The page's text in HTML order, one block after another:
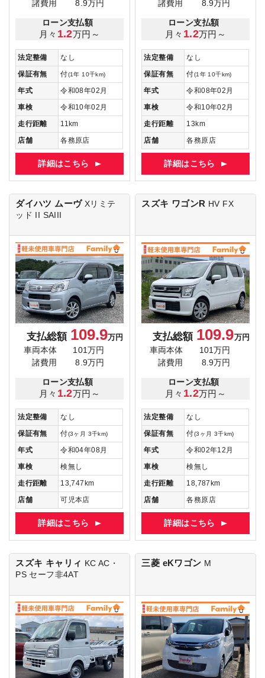
諸費用 8.9万円
ローン支払額
月々 1.2万円～
法定整備
なし
保証有無
付(1年 10千km)
年式
令和08年02月
車検
令和10年02月
走行距離
11km
店舗
各務原店
詳細はこちら
諸費用 8.9万円
ローン支払額
月々 1.2万円～
法定整備
なし
保証有無
付(1年 10千km)
年式
令和08年02月
車検
令和10年02月
走行距離
13km
店舗
各務原店
詳細はこちら
ダイハツ ムーヴ Xリミテ
ッド II SAIII
支払総額 109.9万円
車両本体
101万円
諸費用
8.9万円
ローン支払額
月々 1.2万円～
法定整備
なし
保証有無
付(3ヶ月 3千km)
年式
令和04年08月
車検
検無し
走行距離
13,747km
店舗
可児本店
詳細はこちら
スズキ ワゴンR HV FX
支払総額 109.9万円
車両本体
101万円
諸費用
8.9万円
ローン支払額
月々 1.2万円～
法定整備
なし
保証有無
付(3ヶ月 3千km)
年式
令和02年12月
車検
検無し
走行距離
18,787km
店舗
各務原店
詳細はこちら
スズキ キャリィ KC AC・
PS セーフ非4AT
三菱 eKワゴン M